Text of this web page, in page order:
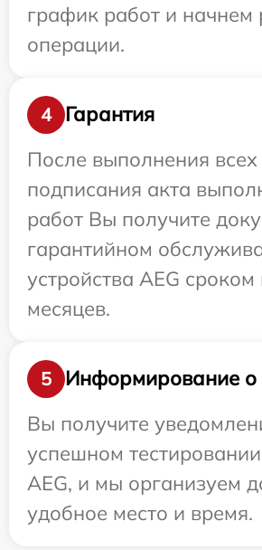
график работ и начнем
операции.
4
Гарантия
После выполнения всех
подписания акта
работ Вы получите
гарантийном
устройства AEG
месяцев.
5
Информирование о
Вы получите
успешном
AEG, и мы организуем
удобное место и время.